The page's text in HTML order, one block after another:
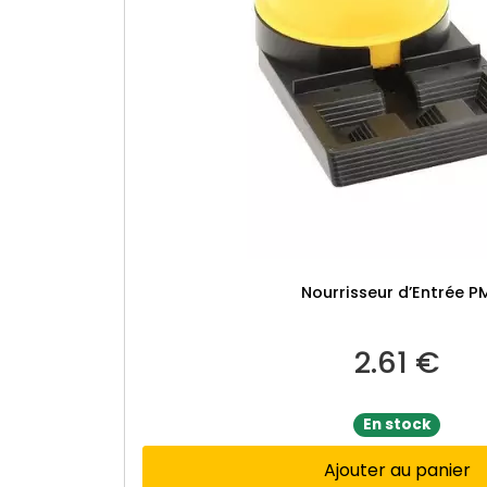
Nourrisseur d’Entrée
2.61 €
En stock
Ajouter au panier